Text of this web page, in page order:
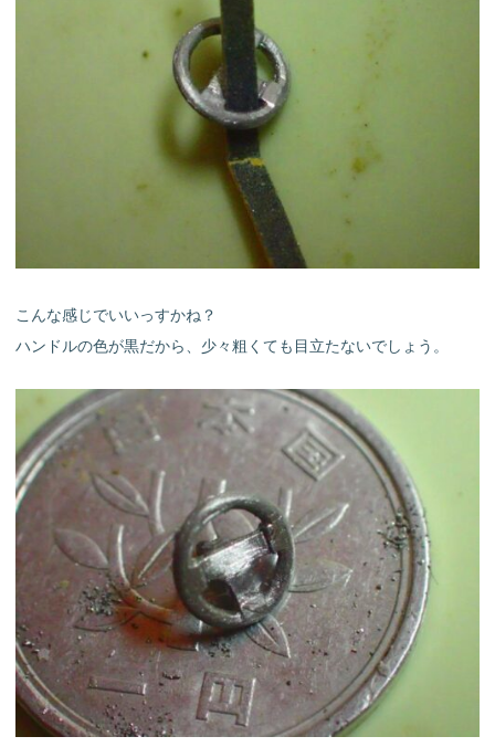
こんな感じでいいっすかね？
ハンドルの色が黒だから、少々粗くても目立たないでしょう。